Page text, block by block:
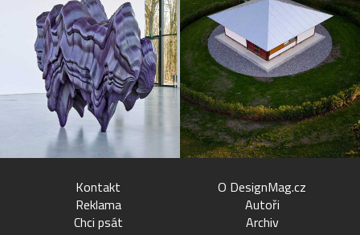
Kontakt
Reklama
Chci psát
O DesignMag.cz
Autoři
Archiv